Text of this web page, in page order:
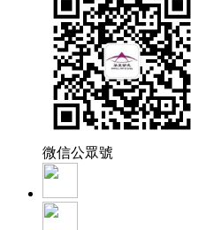
微信公眾號